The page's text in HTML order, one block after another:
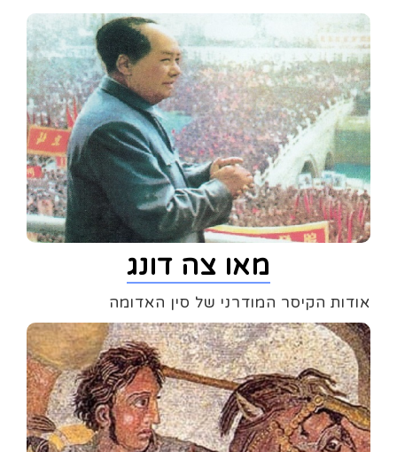
מאו צה דונג
אודות הקיסר המודרני של סין האדומה